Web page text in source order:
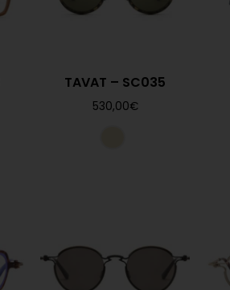
TAVAT – SC035
530,00€